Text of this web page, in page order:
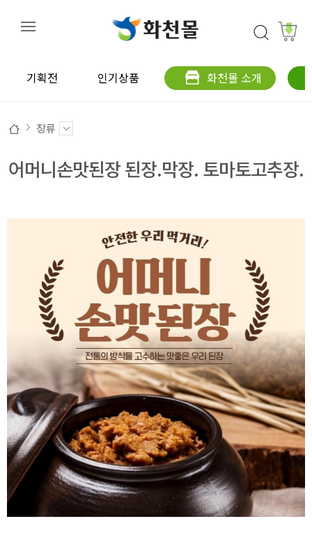
기획전 인기상품 화천몰 소개
장류
어머니손맛된장 된장.막장. 토마토고추장.